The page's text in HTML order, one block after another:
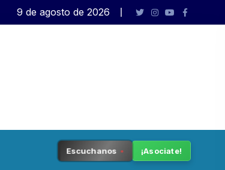
Rafael Varela presenta «Big Bang»
9 de agosto de 2026
Escuchanos ¡Asociate!